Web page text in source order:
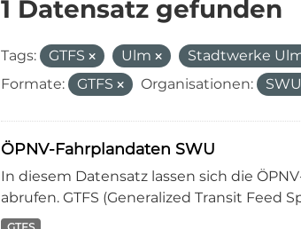
1 Datensatz gefunden
Tags: GTFS Ulm Stadtwerke
Formate:
GTFS Organisationen:
ÖPNV-Fahrplandaten SWU
In diesem Datensatz lassen sich die
abrufen. GTFS (Generalized Transit Feed